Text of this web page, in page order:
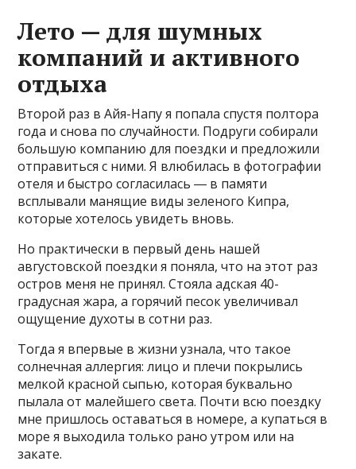
Лето — для шумных
компаний и активного
отдыха
Второй раз в Айя-Напу я попала спустя полтора
года и снова по случайности. Подруги собирали
большую компанию для поездки и предложили
отправиться с ними. Я влюбилась в фотографии
отеля и быстро согласилась ― в памяти
всплывали манящие виды зеленого Кипра,
которые хотелось увидеть вновь.
Но практически в первый день нашей
августовской поездки я поняла, что на этот раз
остров меня не принял. Стояла адская 40-
градусная жара, а горячий песок увеличивал
ощущение духоты в сотни раз.
Тогда я впервые в жизни узнала, что такое
солнечная аллергия: лицо и плечи покрылись
мелкой красной сыпью, которая буквально
пылала от малейшего света. Почти всю поездку
мне пришлось оставаться в номере, а купаться в
море я выходила только рано утром или на
закате.